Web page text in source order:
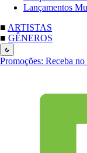
Lançamentos
■ ARTISTAS
■ GÊNEROS
Promoções: Receba